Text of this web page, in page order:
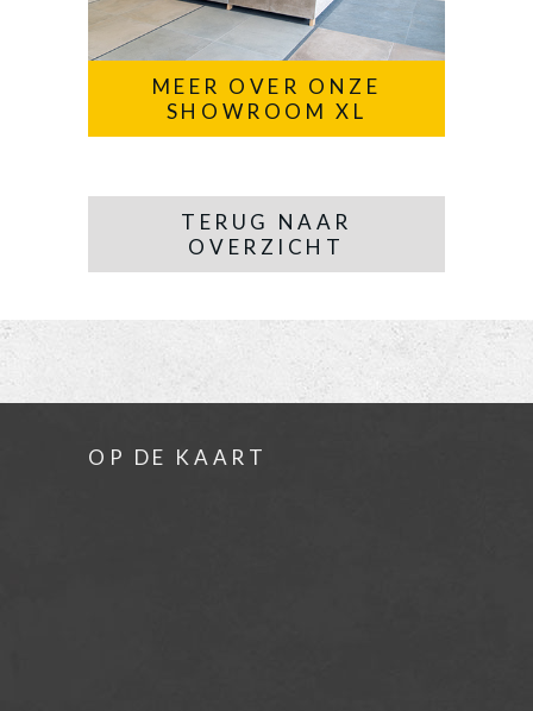
MEER OVER ONZE
SHOWROOM XL
TERUG NAAR
OVERZICHT
OP DE KAART